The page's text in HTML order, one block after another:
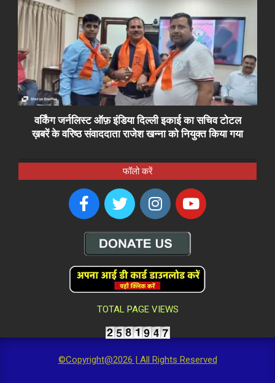
वर्किंग जर्नलिस्ट ऑफ़ इंडिया दिल्ली इकाई का सचिव टोटल
ख़बरें के वरिष्ठ संवाददाता राजेश खन्ना को नियुक्त किया गया
फॉलो करें
TOTAL PAGE VIEWS
©Copyright@2026 | All Rights Reserved